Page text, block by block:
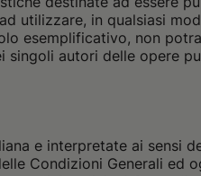
utilizzare, in qualsiasi
esemplificativo, non
singoli autori delle opere
e interpretate ai sensi
Condizioni Generali